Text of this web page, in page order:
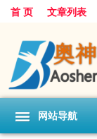
首 页 文章列表
网站导航